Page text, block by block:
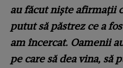
au făcut nişte afirmaţii
putut să păstrez ce a
am încercat. Oamenii
pe care să dea vina, să